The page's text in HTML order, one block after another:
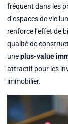
fréquent dans les
d’espaces de vie
renforce l’effet de
qualité de
uneplus-value
attractif pour les
immobilier.